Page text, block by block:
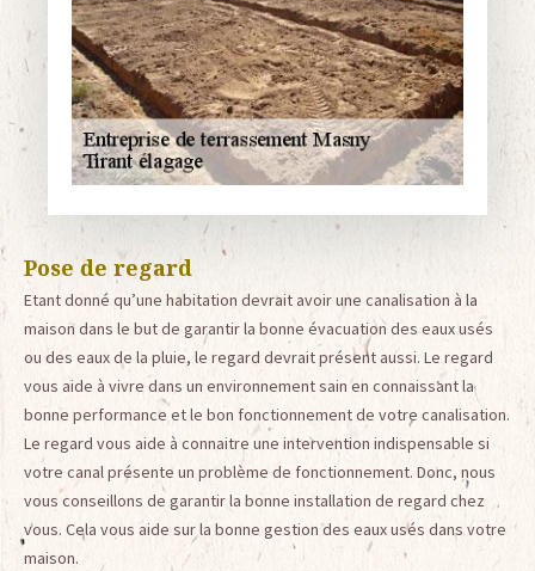
Pose de regard
Etant donné qu’une habitation devrait avoir une canalisation à la
maison dans le but de garantir la bonne évacuation des eaux usés
ou des eaux de la pluie, le regard devrait présent aussi. Le regard
vous aide à vivre dans un environnement sain en connaissant la
bonne performance et le bon fonctionnement de votre canalisation.
Le regard vous aide à connaitre une intervention indispensable si
votre canal présente un problème de fonctionnement. Donc, nous
vous conseillons de garantir la bonne installation de regard chez
vous. Cela vous aide sur la bonne gestion des eaux usés dans votre
maison.